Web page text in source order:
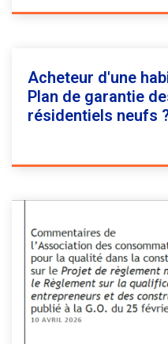
Acheteur d'une
Plan de garantie
résidentiels neufs